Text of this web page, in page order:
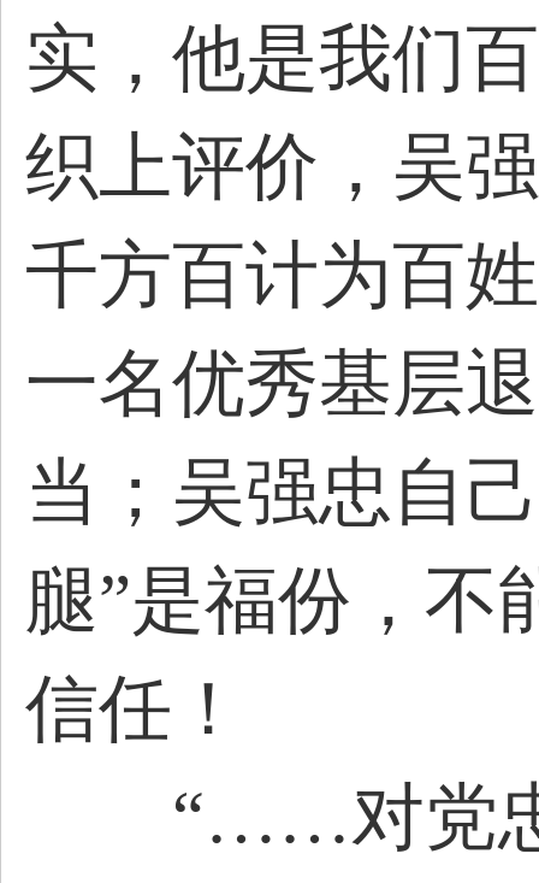
实，他是我们
织上评价，吴
千方百计为百
一名优秀基层
当；吴强忠自
腿”是福份，不
信任！
“……对党忠